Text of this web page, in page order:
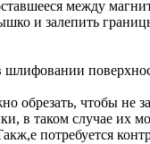
между
и залепить
шлифовании
обрезать, чтобы не
в таком случае их
потребуется